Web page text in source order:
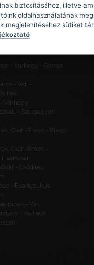
- Várhegy - Gömör
- Vár -
Várhegy
- Szolgagyőr,
Cseh-Brézó - Brezó
Cseh-Brézó -
I. sáncvár
- Erődített
- Evangélikus
- Vár
- Várhely
biztosításához, illetve
oldalhasználatának
megjelenítéséhez sütiket